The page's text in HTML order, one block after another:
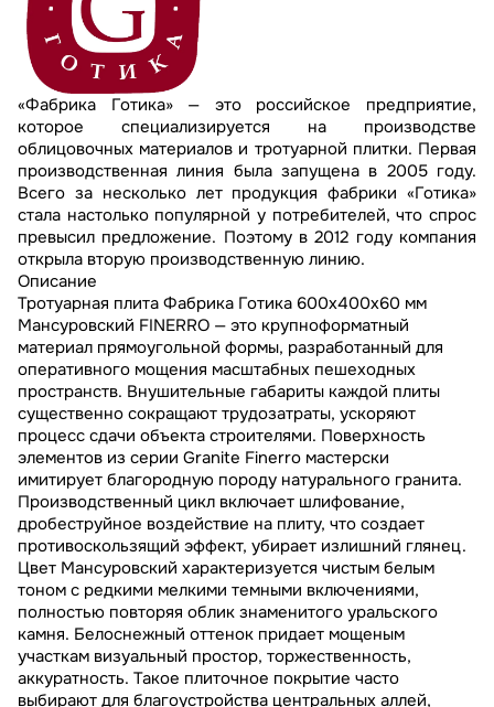
«Фабрика Готика» — это российское предприятие,
которое специализируется на производстве
облицовочных материалов и тротуарной плитки. Первая
производственная линия была запущена в 2005 году.
Всего за несколько лет продукция фабрики «Готика»
стала настолько популярной у потребителей, что спрос
превысил предложение. Поэтому в 2012 году компания
открыла вторую производственную линию.
Описание
Тротуарная плита Фабрика Готика 600х400х60 мм
Мансуровский FINERRO — это крупноформатный
материал прямоугольной формы, разработанный для
оперативного мощения масштабных пешеходных
пространств. Внушительные габариты каждой плиты
существенно сокращают трудозатраты, ускоряют
процесс сдачи объекта строителями. Поверхность
элементов из серии Granite Finerro мастерски
имитирует благородную породу натурального гранита.
Производственный цикл включает шлифование,
дробеструйное воздействие на плиту, что создает
противоскользящий эффект, убирает излишний глянец.
Цвет Мансуровский характеризуется чистым белым
тоном с редкими мелкими темными включениями,
полностью повторяя облик знаменитого уральского
камня. Белоснежный оттенок придает мощеным
участкам визуальный простор, торжественность,
аккуратность. Такое плиточное покрытие часто
выбирают для благоустройства центральных аллей,